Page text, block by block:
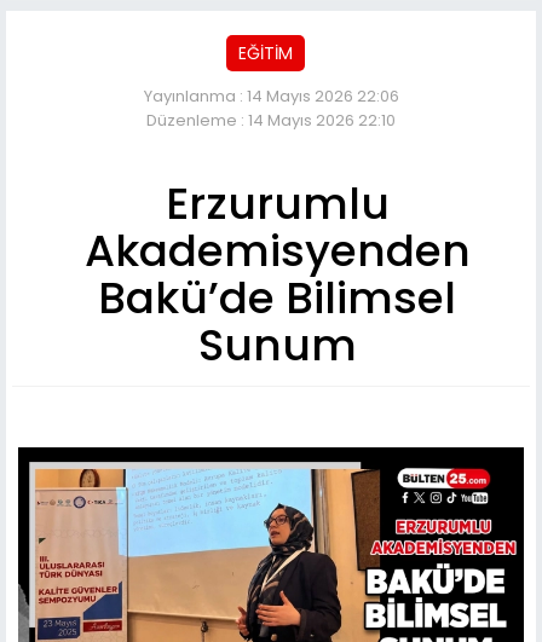
EĞİTİM
Yayınlanma : 14 Mayıs 2026 22:06
Düzenleme : 14 Mayıs 2026 22:10
Erzurumlu
Akademisyenden
Bakü’de Bilimsel
Sunum